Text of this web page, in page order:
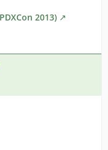
2013)